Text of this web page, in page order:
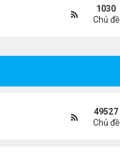
1030
Chủ đề
49527
Chủ đề